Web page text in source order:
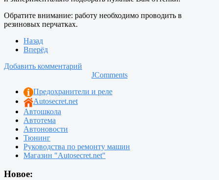
Обратите внимание: работу необходимо проводить в
резиновых перчатках.
Назад
Вперёд
Добавить комментарий
JComments
Предохранители и реле
Autosecret.net
Автошкола
Автотема
Автоновости
Тюнинг
Руководства по ремонту машин
Магазин "Autosecret.net"
Новое: